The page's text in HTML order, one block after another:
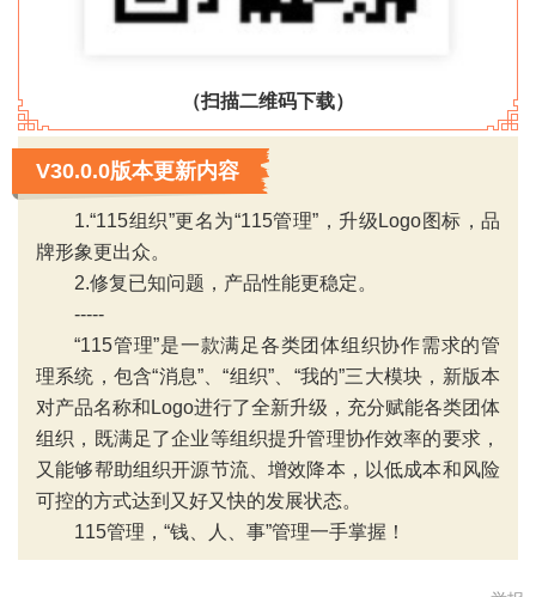
（扫描二维码下载）
›
V30.0.0版本更新内容
1.“115组织”更名为“115管理”，升级Logo图标，品
牌形象更出众。
2.修复已知问题，产品性能更稳定。
-----
“115管理”是一款满足各类团体组织协作需求的管
理系统，包含“消息”、“组织”、“我的”三大模块，新版本
对产品名称和Logo进行了全新升级，充分赋能各类团体
组织，既满足了企业等组织提升管理协作效率的要求，
又能够帮助组织开源节流、增效降本，以低成本和风险
可控的方式达到又好又快的发展状态。
115管理，“钱、人、事”管理一手掌握！